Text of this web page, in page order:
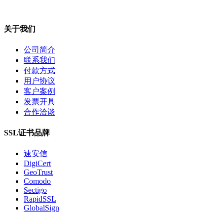
关于我们
公司简介
联系我们
付款方式
用户协议
客户案例
发票开具
合作洽谈
SSL证书品牌
速安信
DigiCert
GeoTrust
Comodo
Sectigo
RapidSSL
GlobalSign